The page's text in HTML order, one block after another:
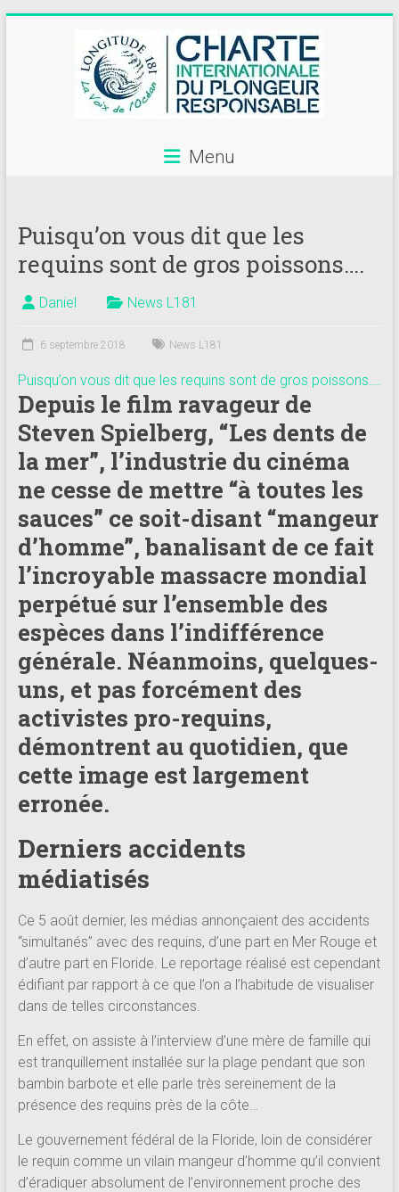
centres
de
plongée
adhérents
Longitude
181
Annuaire
des
centres
de
plongée
adhérents
Longitude
181
Menu
Puisqu’on vous dit que les
requins sont de gros poissons….
Daniel News L181
6 septembre 2018 News L181
Puisqu’on vous dit que les requins sont de gros poissons….
Depuis le film ravageur de
Steven Spielberg, “Les dents de
la mer”, l’industrie du cinéma
ne cesse de mettre “à toutes les
sauces” ce soit-disant “mangeur
d’homme”, banalisant de ce fait
l’incroyable massacre mondial
perpétué sur l’ensemble des
espèces dans l’indifférence
générale. Néanmoins, quelques-
uns, et pas forcément des
activistes pro-requins,
démontrent au quotidien, que
cette image est largement
erronée.
Derniers accidents
médiatisés
Ce 5 août dernier, les médias annonçaient des accidents
“simultanés” avec des requins, d’une part en Mer Rouge et
d’autre part en Floride. Le reportage réalisé est cependant
édifiant par rapport à ce que l’on a l’habitude de visualiser
dans de telles circonstances.
En effet, on assiste à l’interview d’une mère de famille qui
est tranquillement installée sur la plage pendant que son
bambin barbote et elle parle très sereinement de la
présence des requins près de la côte…
Le gouvernement fédéral de la Floride, loin de considérer
le requin comme un vilain mangeur d’homme qu’il convient
d’éradiquer absolument de l’environnement proche des